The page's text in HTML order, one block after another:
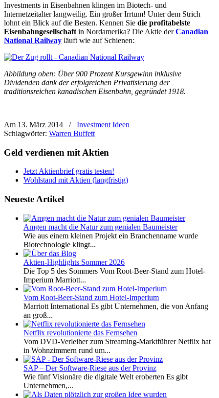
Investments in Eisenbahnen klingen im Biotech- und
Internetzeitalter langweilig. Ein großer Irrtum! Unter dem Strich
lohnt ein Blick auf die Besten. Kennen Sie die profitabelste
Eisenbahngesellschaft in Nordamerika? Die Aktie derCanadian
National Railway läuft wie auf Schienen:
Abbildung oben: Über 900 Prozent Kursgewinn inklusive
Dividenden dank der erfolgreichen Privatisierung der
traditionsreichen kanadischen Eisenbahn, gegründet 1918.
Am 13. März 2014 /
Investment Ideen
Schlagwörter: Warren Buffett
Geld verdienen mit Aktien
Jetzt Aktienbrief gratis testen!
Wohlstand mit Aktien (langfristig)
Neueste Artikel
Amgen macht die Natur zum genialen Baumeister
Wie aus einem kleinen Projekt ein Branchenname wurde
Biotechnologie klingt...
Aktien-Highlights Sommer 2026
Die Top 5 des Sommers Vom Root-Beer-Stand zum Hotel-
Imperium Marriott...
Vom Root-Beer-Stand zum Hotel-Imperium
Marriott International Es gibt Unternehmen, die von Anfang
an groß...
Netflix revolutionierte das Fernsehen
Vom DVD-Verleiher zum Streaming-Marktführer Netflix hat
in Wohnzimmern rund um...
SAP – Der Software-Riese aus der Provinz
Wie fünf Visionäre die digitale Welt eroberten Es gibt
Unternehmen,...